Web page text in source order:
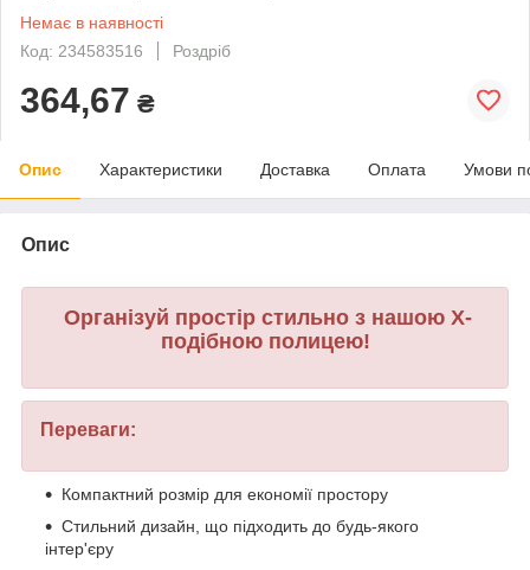
Немає в наявності
Код: 234583516
Роздріб
364,67 ₴
Опис Характеристики Доставка Оплата Умови
Опис
Організуй простір стильно з нашою Х-
подібною полицею!
Переваги:
Компактний розмір для економії простору
Стильний дизайн, що підходить до будь-якого
інтер'єру